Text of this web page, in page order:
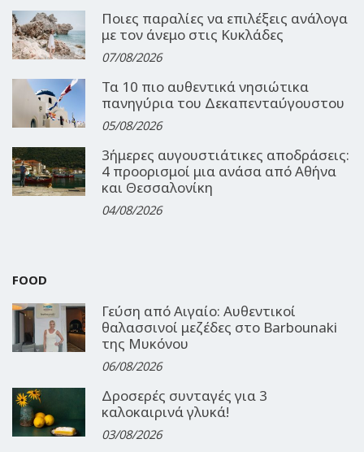
Ποιες παραλίες να επιλέξεις ανάλογα
με τον άνεμο στις Κυκλάδες
07/08/2026
Τα 10 πιο αυθεντικά νησιώτικα
πανηγύρια του Δεκαπενταύγουστου
05/08/2026
3ήμερες αυγουστιάτικες αποδράσεις:
4 προορισμοί μια ανάσα από Αθήνα
και Θεσσαλονίκη
04/08/2026
FOOD
Γεύση από Αιγαίο: Αυθεντικοί
θαλασσινοί μεζέδες στο Barbounaki
της Μυκόνου
06/08/2026
Δροσερές συνταγές για 3
καλοκαιρινά γλυκά!
03/08/2026